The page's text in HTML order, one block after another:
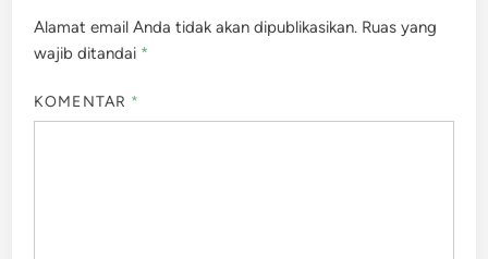
Alamat email Anda tidak akan dipublikasikan. Ruas yang
wajib ditandai *
KOMENTAR *